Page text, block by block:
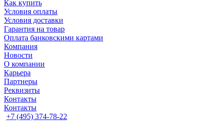
Как купить
Условия оплаты
Условия доставки
Гарантия на товар
Оплата банковскими картами
Компания
Новости
О компании
Карьера
Партнеры
Реквизиты
Контакты
Контакты
+7 (495) 374-78-22